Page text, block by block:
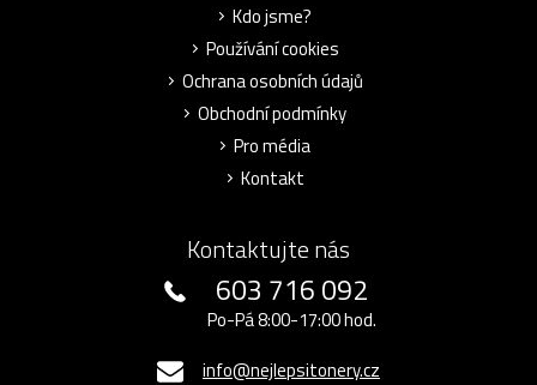
Kdo jsme?
Používání cookies
Ochrana osobních údajů
Obchodní podmínky
Pro média
Kontakt
Kontaktujte nás
603 716 092
Po-Pá 8:00-17:00 hod.
info@nejlepsitonery.cz